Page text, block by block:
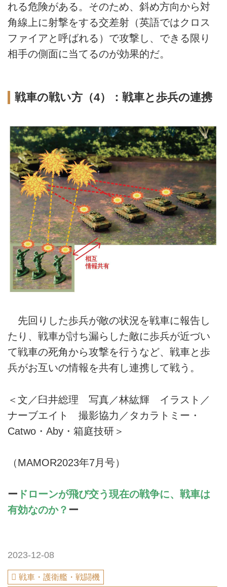
れる危険がある。そのため、斜め方向から対
角線上に射撃をする交差射（英語ではクロス
ファイアと呼ばれる）で攻撃し、できる限り
相手の側面に当てるのが効果的だ。
戦車の戦い方（4）：戦車と歩兵の連携
先回りした歩兵が敵の状況を戦車に報告し
たり、戦車が討ち漏らした敵に歩兵が近づい
て戦車の死角から攻撃を行うなど、戦車と歩
兵がお互いの情報を共有し連携して戦う。
＜文／臼井総理 写真／林紘輝 イラスト／
ナーブエイト 撮影協力／タカラトミー・
Catwo・Aby・箱庭技研＞
（MAMOR2023年7月号）
ー ドローンが飛び交う現在の戦争に、戦車は
有効なのか？ ー
2023-12-08
戦車・護衛艦・戦闘機